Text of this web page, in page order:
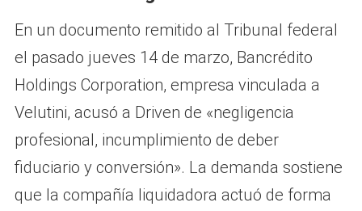
En un documento remitido al Tribunal federal
el pasado jueves 14 de marzo, Bancrédito
Holdings Corporation, empresa vinculada a
Velutini, acusó a Driven de «negligencia
profesional, incumplimiento de deber
fiduciario y conversión». La demanda sostiene
que la compañía liquidadora actuó de forma